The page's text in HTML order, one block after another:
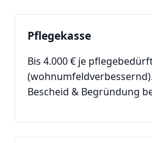
Pflegekasse
Bis 4.000 € je
Bescheid & Begründung